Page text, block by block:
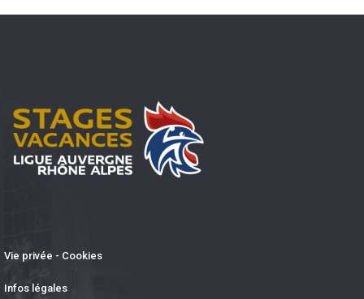
Vie privée - Cookies
Infos légales